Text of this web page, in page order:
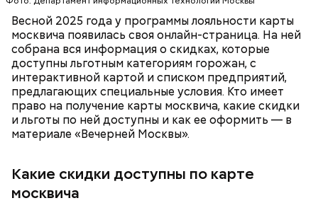
Весной 2025 года у программы лояльности карты
москвича появилась своя онлайн-страница. На ней
собрана вся информация о скидках, которые
доступны льготным категориям горожан, с
интерактивной картой и списком предприятий,
предлагающих специальные условия. Кто имеет
право на получение карты москвича, какие скидки
и льготы по ней доступны и как ее оформить — в
материале «Вечерней Москвы».
Какие скидки доступны по карте
москвича
— На сегодняшний день уже готово более 50
подчеркнули в ЦОДД:
Подвал Мастера